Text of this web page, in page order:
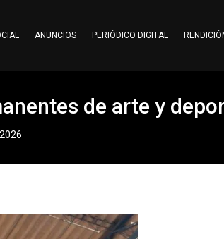
ANUNCIOS PERIÓDICO DIGITAL
de arte y